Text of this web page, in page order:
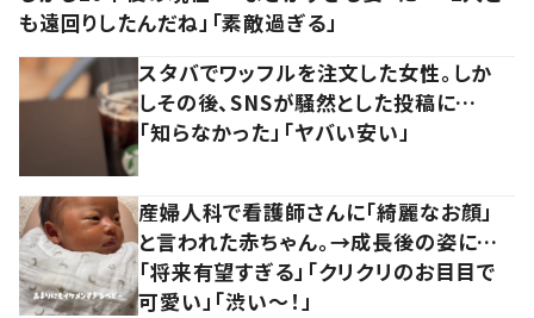
も遠回りしたんだね」「素敵過ぎる」
スタバでワッフルを注文した女性。しか
しその後、SNSが騒然とした投稿に…
「知らなかった」「ヤバい安い」
産婦人科で看護師さんに「綺麗なお顔」
と言われた赤ちゃん。→成長後の姿に…
「将来有望すぎる」「クリクリのお目目で
可愛い」「渋い～！」